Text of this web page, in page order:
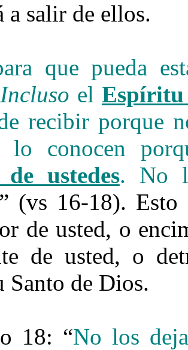
a salir de ellos.
que pueda
Incluso el
recibir porque
lo conocen
ustedes.
No
” (vs 16-18). Esto
de usted, o
de usted, o
Santo de Dios.
18: “No los